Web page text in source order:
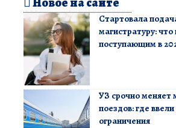
Стартовала
магистратуру:
поступающим в
УЗ срочно
поездов: где
ограничения